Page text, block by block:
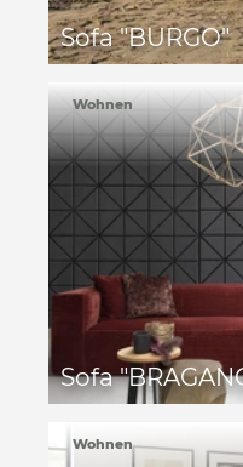
Sofa "BURGO"
Sofa
Wohnen
Wohnen